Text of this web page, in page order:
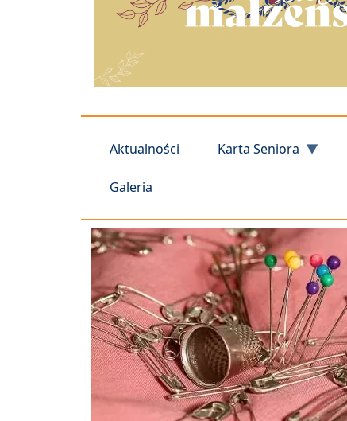
Aktualności Karta Seniora
Galeria